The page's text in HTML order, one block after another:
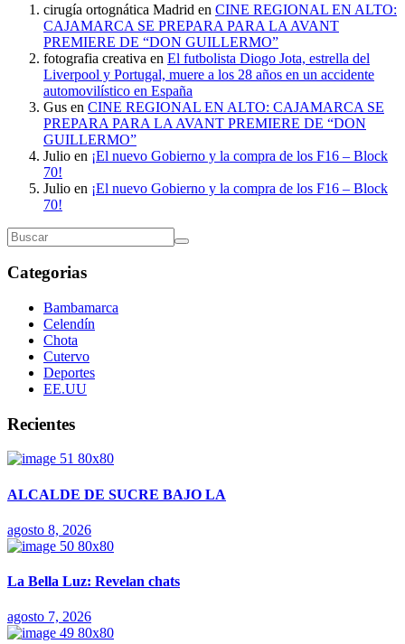
cirugía ortognática Madrid en CINE REGIONAL EN ALTO:
CAJAMARCA SE PREPARA PARA LA AVANT
PREMIERE DE “DON GUILLERMO”
fotografia creativa en El futbolista Diogo Jota, estrella del
Liverpool y Portugal, muere a los 28 años en un accidente
automovilístico en España
Gus en CINE REGIONAL EN ALTO: CAJAMARCA SE
PREPARA PARA LA AVANT PREMIERE DE “DON
GUILLERMO”
Julio en ¡El nuevo Gobierno y la compra de los F16 – Block
70!
Julio en ¡El nuevo Gobierno y la compra de los F16 – Block
70!
Categorias
Bambamarca
Celendín
Chota
Cutervo
Deportes
EE.UU
Recientes
ALCALDE DE SUCRE BAJO LA
agosto 8, 2026
La Bella Luz: Revelan chats
agosto 7, 2026